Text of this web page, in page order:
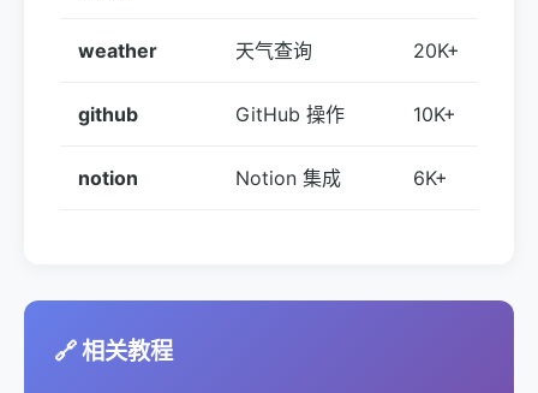
weather 天气查询 20K+
github GitHub 操作 10K+
notion Notion 集成 6K+
🔗 相关教程